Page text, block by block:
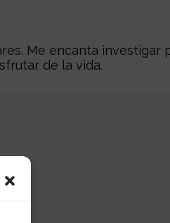
Me encanta investigar
de la vida.